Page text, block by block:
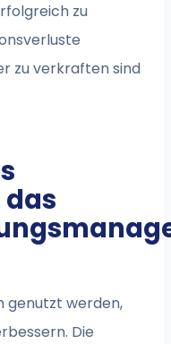
zu
zu verkraften sind
genutzt werden,
Die